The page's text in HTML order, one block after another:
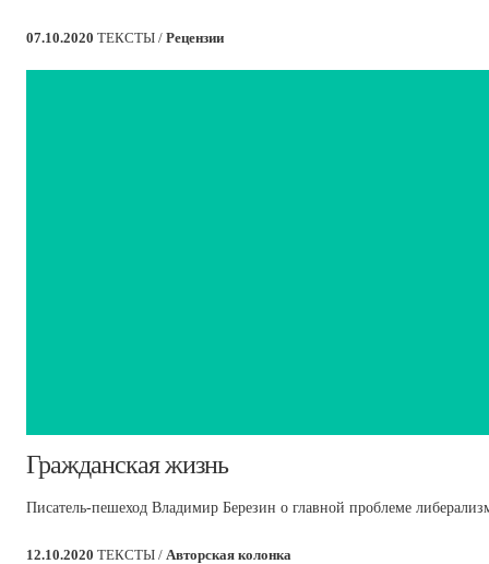
07.10.2020 ТЕКСТЫ / Рецензии
​Гражданская жизнь
Писатель-пешеход Владимир Березин о главной проблеме
12.10.2020 ТЕКСТЫ / Авторская колонка